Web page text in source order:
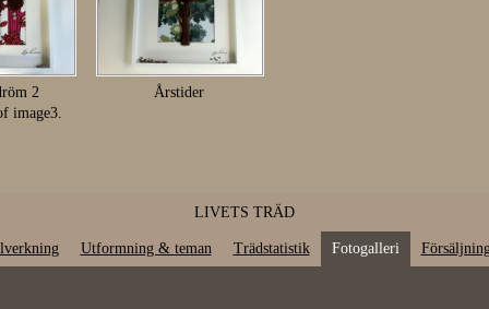
2
image3.
Årstider
LIVETS TRÄD
Utformning & teman Trädstatistik Fotogalleri